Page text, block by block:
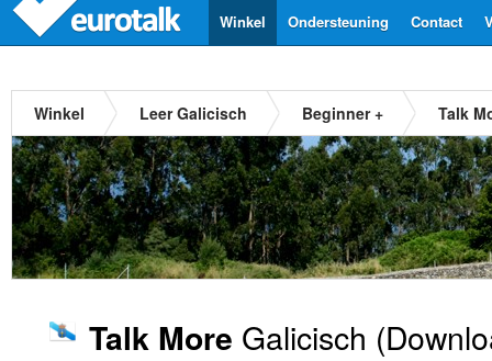
Contact
Ondersteuning
Winkel
Winkel Leer Galicisch Beginner + Talk
Talk More Galicisch